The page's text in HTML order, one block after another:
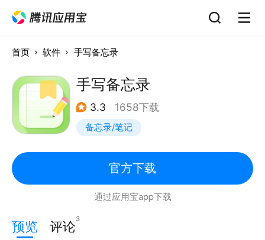
首页 软件 手写备忘录
手写备忘录
3.3 1658下载
备忘录/笔记
官方下载
通过应用宝app下载
预览 评论3